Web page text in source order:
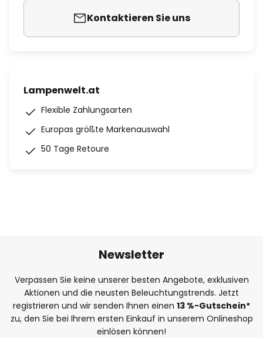
Kontaktieren Sie uns
Lampenwelt.at
Flexible Zahlungsarten
Europas größte Markenauswahl
50 Tage Retoure
Newsletter
Verpassen Sie keine unserer besten Angebote, exklusiven
Aktionen und die neusten Beleuchtungstrends. Jetzt
registrieren und wir senden Ihnen einen 13 %-Gutschein*
zu, den Sie bei Ihrem ersten Einkauf in unserem Onlineshop
einlösen können!